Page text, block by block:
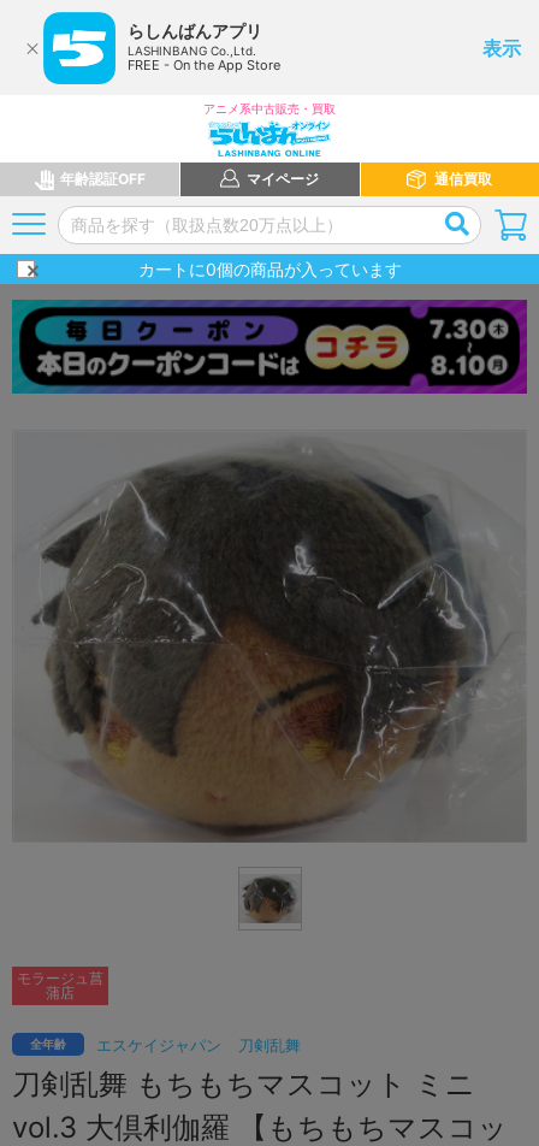
らしんばんアプリ
LASHINBANG Co.,Ltd.
FREE - On the App Store
表示
アニメ系中古販売・買取
年齢認証OFF マイページ 通信買取
カートに0個の商品が入っています
エスケイジャパン 刀剣乱舞
全年齢
刀剣乱舞 もちもちマスコット ミニ
vol.3 大倶利伽羅 【もちもちマスコッ
モラージュ菖
蒲店